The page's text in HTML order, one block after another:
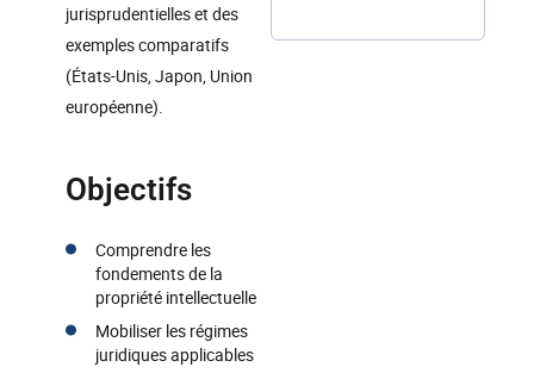
jurisprudentielles et des
exemples comparatifs
(États-Unis, Japon, Union
européenne).
Objectifs
Comprendre les
fondements de la
propriété intellectuelle
Mobiliser les régimes
juridiques applicables